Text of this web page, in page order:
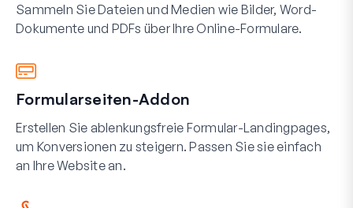
Sammeln Sie Dateien und Medien wie Bilder, Word-
Dokumente und PDFs über Ihre Online-Formulare.
Formularseiten-Addon
Erstellen Sie ablenkungsfreie Formular-Landingpages,
um Konversionen zu steigern. Passen Sie sie einfach
an Ihre Website an.